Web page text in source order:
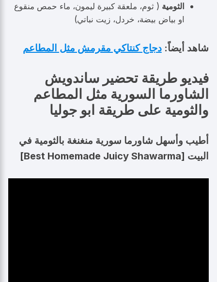
الثومية ( ثوم، ملعقة كبيرة ليمون، ماء حمص منقوع
او بياض بيضة، خردل، زيت نباتي)
شاهد أيضاً:دجاج كنتاكي مقرمش مثل المطاعم
فيديو طريقة تحضير ساندويش
الشاورما السورية مثل المطاعم
والثومية على طريقة ابو جوليا
أطيب وأسهل شاورما سورية منغنغة بالثومية في
البيت [Best Homemade Juicy Shawarma]